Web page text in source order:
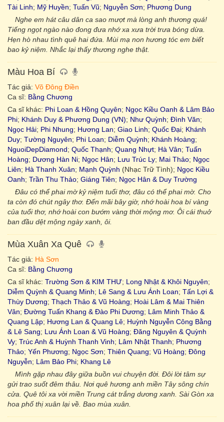
Tài Linh; Mỹ Huyền; Tuấn Vũ; Nguyễn Sơn; Phương Dung
Nghe em hát câu dân ca sao mượt mà lòng anh thương quá!
Tiếng ngọt ngào nào đong đưa nhớ xa xưa trời trưa bóng dừa.
Hẹn hò nhau tình quê hai đứa. Mùi mạ non hương tóc em biết
bao kỷ niệm. Nhắc lại thấy thương nghe thật.
Màu Hoa Bí
Tác giả: Võ Đông Điền
Ca sĩ: Bằng Chương
Ca sĩ khác: Phi Loan & Hồng Quyên; Ngọc Kiều Oanh & Lâm Bảo
Phi; Khánh Duy & Phương Dung (VN); Như Quỳnh; Đình Văn;
Ngọc Hải; Phi Nhung; Hương Lan; Giao Linh; Quốc Đại; Khánh
Duy; Tường Nguyên; Phi Loan; Diễm Quỳnh; Khánh Hoàng;
NguoiDepDiamond; Quốc Thạnh; Quang Nhựt; Hà Vân; Tuấn
Hoàng; Dương Hàn Ni; Ngọc Hân; Lưu Trúc Ly; Mai Thảo; Ngọc
Liên; Hà Thanh Xuân; Mạnh Quỳnh (Nhạc Trữ Tình); Ngọc Kiều
Oanh; Trần Thu Thảo; Giáng Tiên; Ngọc Hân & Duy Trường
Đâu có thể phai mờ kỷ niệm tuổi thơ, đâu có thể phai mờ. Cho
ta còn đó chút ngây thơ. Đến mãi bây giờ, nhớ hoài hoa bí vàng
của tuổi thơ, nhớ hoài con bướm vàng thời mộng mơ. Ôi cái thuở
ban đầu dệt mộng ngày xanh, ôi.
Mùa Xuân Xa Quê
Tác giả: Hà Sơn
Ca sĩ: Bằng Chương
Ca sĩ khác: Trường Sơn & KIM THƯ; Long Nhật & Khôi Nguyên;
Diễm Quỳnh & Quang Minh; Lê Sang & Lưu Ánh Loan; Tấn Lợi &
Thùy Dương; Thạch Thảo & Vũ Hoàng; Hoài Lâm & Mai Thiên
Vân; Đường Tuấn Khang & Đào Phi Dương; Lâm Minh Thảo &
Quang Lập; Hương Lan & Quang Lê; Huỳnh Nguyễn Công Bằng
& Lê Sang; Lưu Ánh Loan & Vũ Hoàng; Đăng Nguyên & Quỳnh
Vy; Trúc Anh & Huỳnh Thanh Vinh; Lâm Nhật Thanh; Phương
Thảo; Yến Phương; Ngọc Sơn; Thiên Quang; Vũ Hoàng; Đông
Nguyễn; Lâm Bảo Phi; Khang Lê
Mình gặp nhau đây giữa buồn vui chuyện đời. Đôi lời tâm sự
gửi trao suốt đêm thâu. Nơi quê hương anh miền Tây sông chín
cửa. Quê tôi xa vời miền Trung cát trắng dương xanh. Sài Gòn xa
hoa phố thị xuân lại về. Bao mùa xuân.